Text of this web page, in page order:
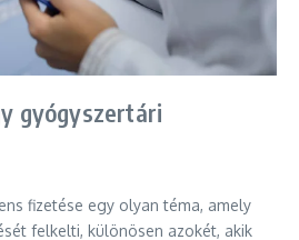
gyógyszertári
fizetése egy olyan téma, amely
felkelti, különösen azokét, akik